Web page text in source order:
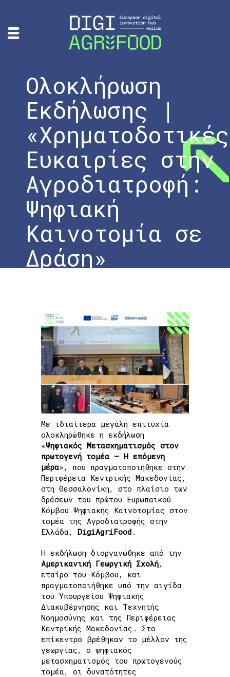
Ολοκλήρωση
Εκδήλωσης |
«Χρηματοδοτικές
Ευκαιρίες στην
Αγροδιατροφή:
Ψηφιακή
Καινοτομία σε
Δράση»
Ευκαιρίες στην Αγροδιατροφή: Ψηφιακή
Καινοτομία σε Δράση»
Με ιδιαίτερα μεγάλη επιτυχία
ολοκληρώθηκε η εκδήλωση
«Ψηφιακός Μετασχηματισμός στον
πρωτογενή τομέα – Η επόμενη
μέρα», που πραγματοποιήθηκε στην
Περιφέρεια Κεντρικής Μακεδονίας,
στη Θεσσαλονίκη, στο πλαίσιο των
δράσεων του πρώτου Ευρωπαϊκού
Κόμβου Ψηφιακής Καινοτομίας στον
τομέα της Αγροδιατροφής στην
Ελλάδα, DigiAgriFood .
Η εκδήλωση διοργανώθηκε από την
Αμερικανική Γεωργική Σχολή,
εταίρο του Κόμβου, και
πραγματοποιήθηκε υπό την αιγίδα
του Υπουργείου Ψηφιακής
Διακυβέρνησης και Τεχνητής
Νοημοσύνης και της Περιφέρειας
Κεντρικής Μακεδονίας. Στο
επίκεντρο βρέθηκαν το μέλλον της
γεωργίας, ο ψηφιακός
μετασχηματισμός του πρωτογενούς
τομέα, οι δυνατότητες